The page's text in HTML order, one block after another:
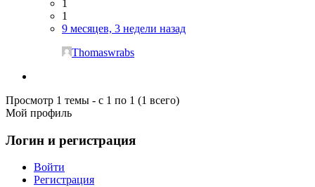
1
1
9 месяцев, 3 недели назад
Thomaswrabs
Просмотр 1 темы - с 1 по 1 (1 всего)
Мой профиль
Логин и регистрация
Войти
Регистрация